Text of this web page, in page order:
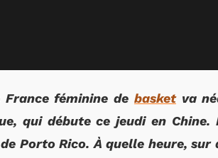
féminine de basketva
qui débute ce jeudi en Chine.
Porto Rico. À quelle heure, sur